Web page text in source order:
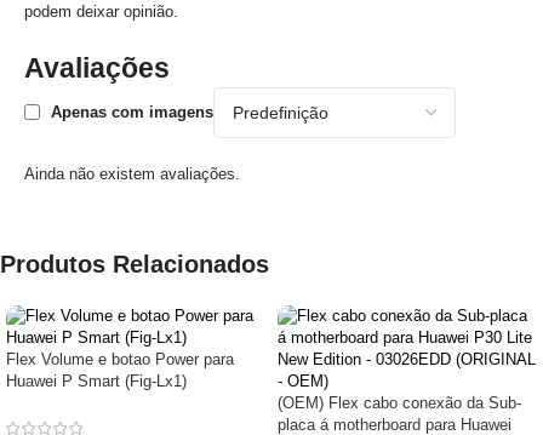
Avaliações
Apenas com imagens
Ainda não existem avaliações.
podem deixar opinião.
Produtos Relacionados
Flex Volume e botao Power para
Huawei P Smart (Fig-Lx1)
(OEM) Flex cabo conexão da Sub-
placa á motherboard para Huawei